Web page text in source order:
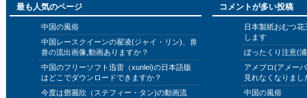
最も人気のページ
中国の風俗
中国レースクイーンの翟凌(ジャイ・リン)、兽
兽の流出画像,動画ありますか？
中国のフリーソフト迅雷（xunlei)の日本語版
はどこでダウンロードできますか？
今度は鄧麗欣（ステフィー・タン)の動画流
コメントが多い投稿
日本製紙おむつ
します
ぼったくり注意(
アメブロ(アメー
見れなくなりまし
中国の風俗